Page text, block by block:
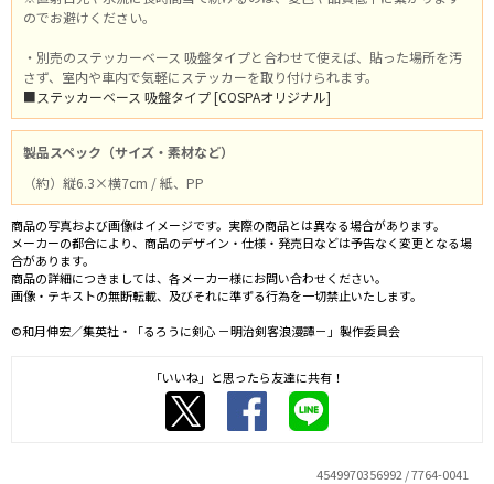
のでお避けください。
・別売のステッカーベース 吸盤タイプと合わせて使えば、貼った場所を汚
さず、室内や車内で気軽にステッカーを取り付けられます。
■ステッカーベース 吸盤タイプ [COSPAオリジナル]
製品スペック（サイズ・素材など）
（約）縦6.3×横7cm / 紙、PP
商品の写真および画像はイメージです。実際の商品とは異なる場合があります。
メーカーの都合により、商品のデザイン・仕様・発売日などは予告なく変更となる場
合があります。
商品の詳細につきましては、各メーカー様にお問い合わせください。
画像・テキストの無断転載、及びそれに準ずる行為を一切禁止いたします。
©和月伸宏／集英社・「るろうに剣心 －明治剣客浪漫譚－」製作委員会
「いいね」と思ったら友達に共有！
4549970356992 / 7764-0041